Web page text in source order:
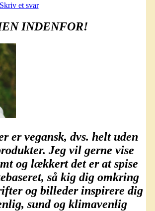
Skriv et svar
INDENFOR!
ervegansk, dvs. helt uden
Jeg vil gerne vise
og lækkert det er at spise
, så kig dig omkring
og billeder inspirere dig
sund og klimavenlig